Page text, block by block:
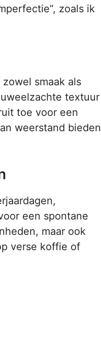
zoals ik
smaak als
textuur
toe voor een
weerstand bieden
een spontane
maar ook
verse koffie of